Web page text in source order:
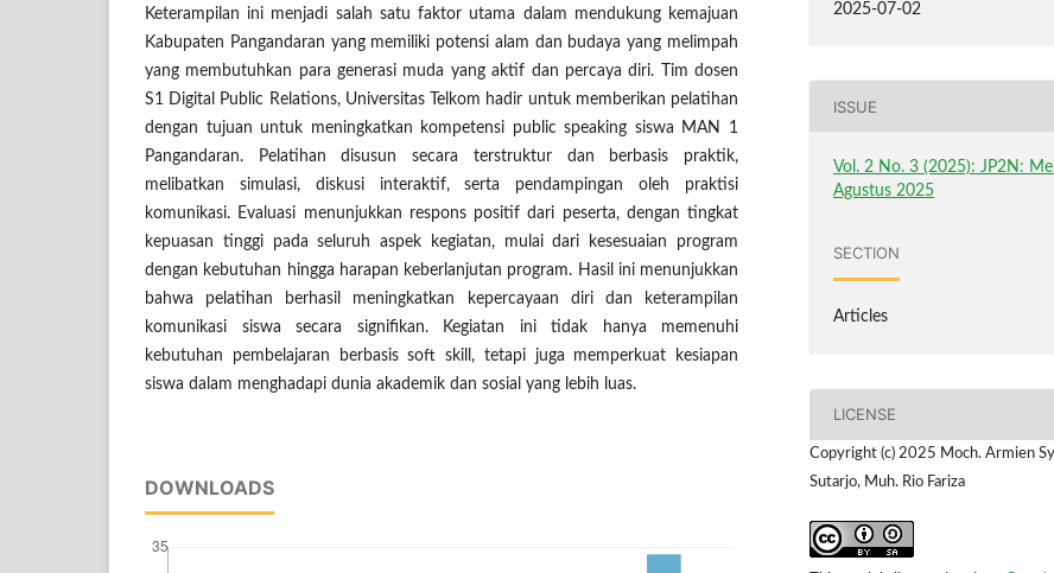
Keterampilan ini menjadi salah satu faktor utama dalam mendukung kemajuan
Kabupaten Pangandaran yang memiliki potensi alam dan budaya yang melimpah
yang membutuhkan para generasi muda yang aktif dan percaya diri. Tim dosen
S1 Digital Public Relations, Universitas Telkom hadir untuk memberikan pelatihan
dengan tujuan untuk meningkatkan kompetensi public speaking siswa MAN 1
Pangandaran. Pelatihan disusun secara terstruktur dan berbasis praktik,
melibatkan simulasi, diskusi interaktif, serta pendampingan oleh praktisi
komunikasi. Evaluasi menunjukkan respons positif dari peserta, dengan tingkat
kepuasan tinggi pada seluruh aspek kegiatan, mulai dari kesesuaian program
dengan kebutuhan hingga harapan keberlanjutan program. Hasil ini menunjukkan
bahwa pelatihan berhasil meningkatkan kepercayaan diri dan keterampilan
komunikasi siswa secara signifikan. Kegiatan ini tidak hanya memenuhi
kebutuhan pembelajaran berbasis soft skill, tetapi juga memperkuat kesiapan
siswa dalam menghadapi dunia akademik dan sosial yang lebih luas.
DOWNLOADS
2025-07-02
ISSUE
Vol. 2 No. 3 (2025): JP2N:
Agustus 2025
SECTION
Articles
LICENSE
Copyright (c) 2025 Moch. Armien
Sutarjo, Muh. Rio Fariza